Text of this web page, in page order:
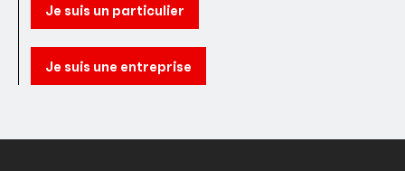
Je suis un particulier
Je suis une entreprise